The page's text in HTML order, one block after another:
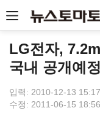
LG전자,
국내 공개예정
입력: 2010-12-13
수정: 2011-06-15